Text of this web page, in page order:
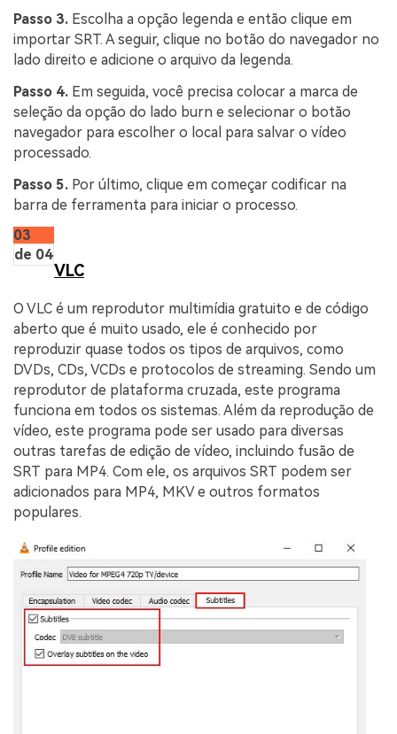
Passo 3. Escolha a opção legenda e então clique em
importar SRT. A seguir, clique no botão do navegador no
lado direito e adicione o arquivo da legenda.
Passo 4. Em seguida, você precisa colocar a marca de
seleção da opção do lado burn e selecionar o botão
navegador para escolher o local para salvar o vídeo
processado.
Passo 5. Por último, clique em começar codificar na
barra de ferramenta para iniciar o processo.
03
de 04
VLC
O VLC é um reprodutor multimídia gratuito e de código
aberto que é muito usado, ele é conhecido por
reproduzir quase todos os tipos de arquivos, como
DVDs, CDs, VCDs e protocolos de streaming. Sendo um
reprodutor de plataforma cruzada, este programa
funciona em todos os sistemas. Além da reprodução de
vídeo, este programa pode ser usado para diversas
outras tarefas de edição de vídeo, incluindo fusão de
SRT para MP4. Com ele, os arquivos SRT podem ser
adicionados para MP4, MKV e outros formatos
populares.